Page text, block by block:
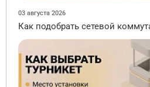
03 августа 2026
Как подобрать сетевой